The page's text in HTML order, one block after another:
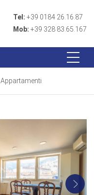
Tel: +39 0184 26.16.87
Mob: +39 328 83.65.167
Appartamenti